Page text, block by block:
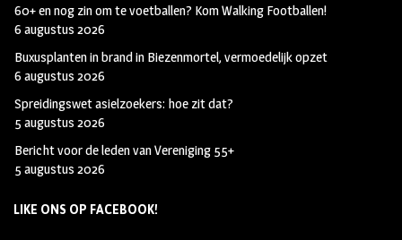
60+ en nog zin om te voetballen? Kom Walking Footballen!
6 augustus 2026
Buxusplanten in brand in Biezenmortel, vermoedelijk opzet
6 augustus 2026
Spreidingswet asielzoekers: hoe zit dat?
5 augustus 2026
Bericht voor de leden van Vereniging 55+
5 augustus 2026
LIKE ONS OP FACEBOOK!